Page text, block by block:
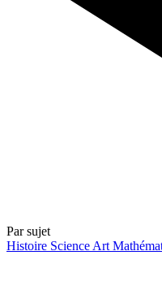
Par sujet
Histoire Science Art